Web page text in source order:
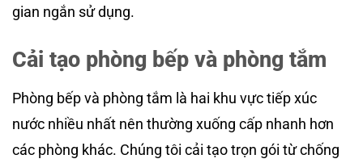
gian ngắn sử dụng.
Cải tạo phòng bếp và phòng tắm
Phòng bếp và phòng tắm là hai khu vực tiếp xúc
nước nhiều nhất nên thường xuống cấp nhanh hơn
các phòng khác. Chúng tôi cải tạo trọn gói từ chống